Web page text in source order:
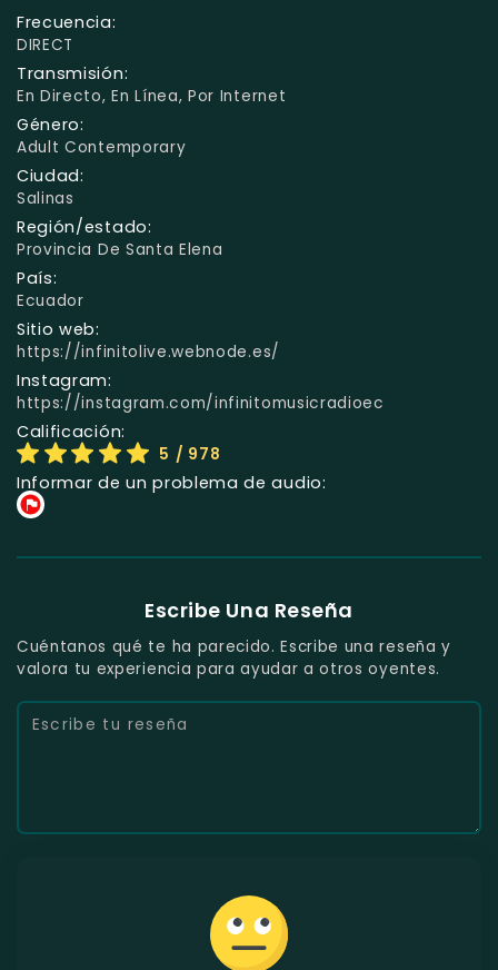
Frecuencia:
DIRECT
Transmisión:
En Directo, En Línea, Por Internet
Género:
Adult Contemporary
Ciudad:
Salinas
Región/estado:
Provincia De Santa Elena
País:
Ecuador
Sitio web:
https://infinitolive.webnode.es/
Instagram:
https://instagram.com/infinitomusicradioec
Calificación:
5 / 978
Informar de un problema de audio:
Escribe Una Reseña
Cuéntanos qué te ha parecido. Escribe una reseña y
valora tu experiencia para ayudar a otros oyentes.